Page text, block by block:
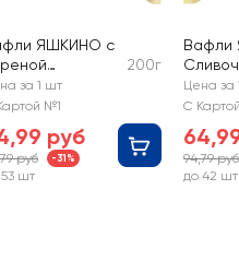
ЯШКИНО с
200г
за 1 шт
№1
руб
руб -31%
шт
Вафли
Цена за
С
94,79 руб
до 42 шт